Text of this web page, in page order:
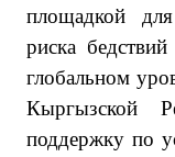
площадкой
риска
глобальном
Кыргызской
поддержку по